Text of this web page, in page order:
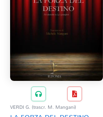
VERDI G. (trascr. M. Mangani)